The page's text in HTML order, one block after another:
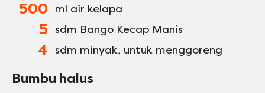
500 ml air kelapa
5 sdm Bango Kecap Manis
4 sdm minyak, untuk menggoreng
Bumbu halus